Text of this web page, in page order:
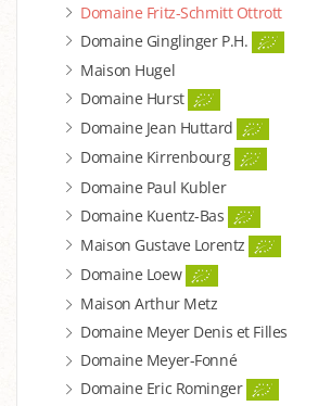
Domaine Fritz-Schmitt Ottrott
Domaine Ginglinger P.H.
Maison Hugel
Domaine Hurst
Domaine Jean Huttard
Domaine Kirrenbourg
Domaine Paul Kubler
Domaine Kuentz-Bas
Maison Gustave Lorentz
Domaine Loew
Maison Arthur Metz
Domaine Meyer Denis et Filles
Domaine Meyer-Fonné
Domaine Eric Rominger